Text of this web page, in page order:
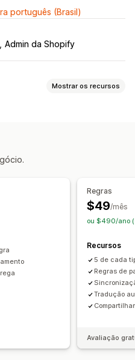
português (Brasil)
Admin da Shopify
Mostrar os recursos
Barra de frete
Descontos automáticos
da forma de frete
Ocultar checkout rápido
Regras
$49/mês
ou $490/ano
Recursos
5 de cada
Regras de
Tradução
Avaliação